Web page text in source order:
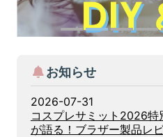
1 2 3
お知らせ
2026-07-31
コスプレサミット2026
が語る！ブラザー製品レ